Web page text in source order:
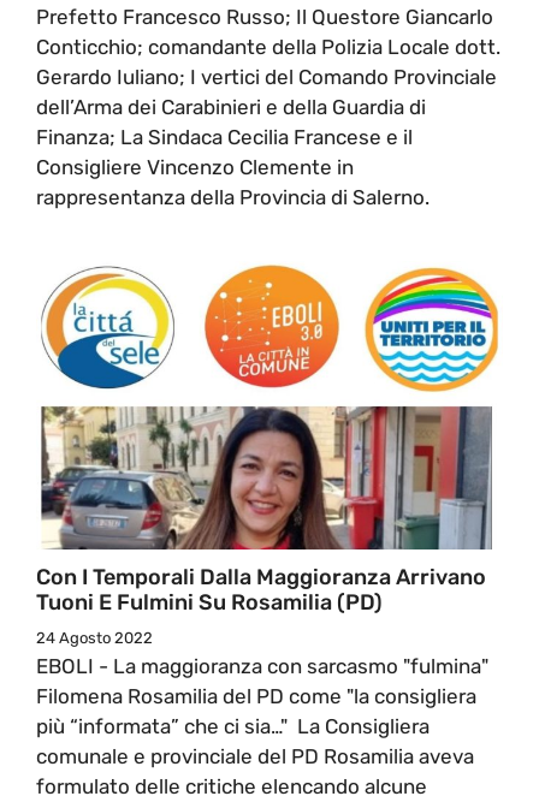
Prefetto Francesco Russo; Il Questore Giancarlo
Conticchio; comandante della Polizia Locale dott.
Gerardo Iuliano; I vertici del Comando Provinciale
dell’Arma dei Carabinieri e della Guardia di
Finanza; La Sindaca Cecilia Francese e il
Consigliere Vincenzo Clemente in
rappresentanza della Provincia di Salerno.
Con I Temporali Dalla Maggioranza Arrivano
Tuoni E Fulmini Su Rosamilia (PD)
24 Agosto 2022
EBOLI - La maggioranza con sarcasmo "fulmina"
Filomena Rosamilia del PD come "la consigliera
più “informata” che ci sia…" La Consigliera
comunale e provinciale del PD Rosamilia aveva
formulato delle critiche elencando alcune